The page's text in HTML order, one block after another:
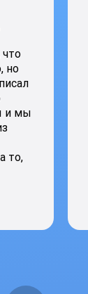
что
но
и мы
то,